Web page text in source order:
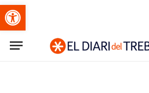
Obre la barra d'eines